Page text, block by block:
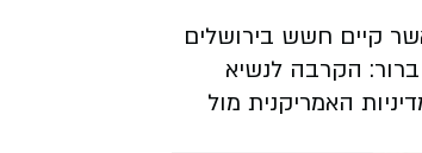
קיים חשש בירושלים
הקרבה לנשיא
האמריקנית מול